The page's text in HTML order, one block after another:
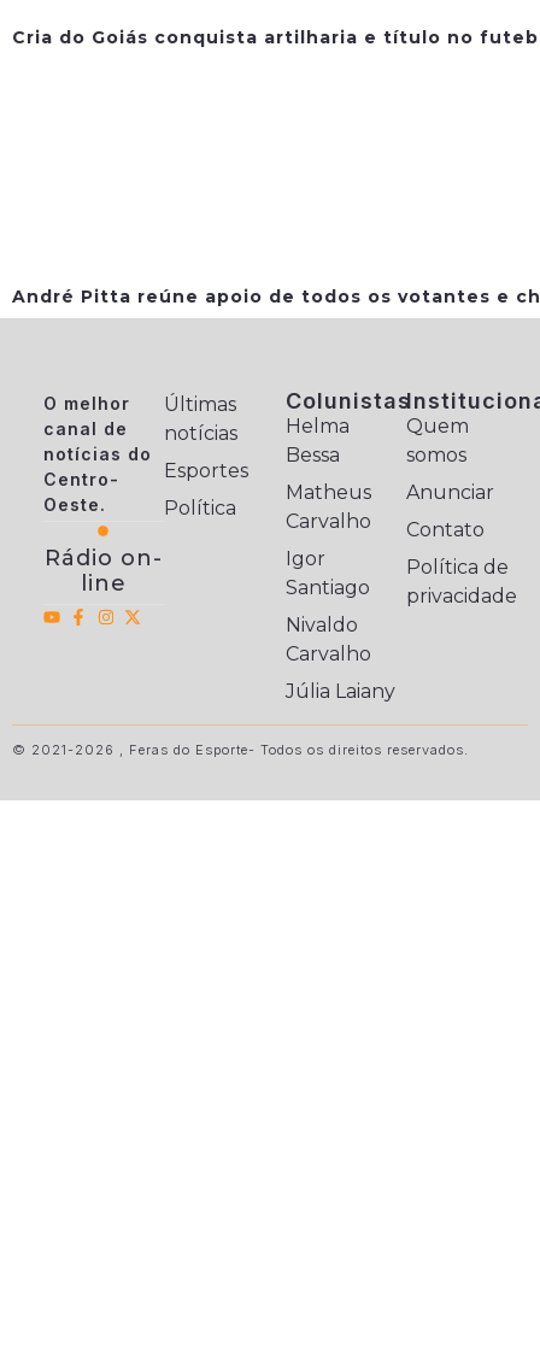
Cria do Goiás conquista artilharia e título no
André Pitta reúne apoio de todos os votantes e
O melhor
canal de
notícias do
Centro-
Oeste.
Rádio on-
line
Últimas
notícias
Esportes
Política
Colunistas
Helma
Bessa
Matheus
Carvalho
Igor
Santiago
Nivaldo
Carvalho
Júlia Laiany
Quem
somos
Anunciar
Contato
Política de
privacidade
© 2021-2026 , Feras do Esporte- Todos os direitos reservados.